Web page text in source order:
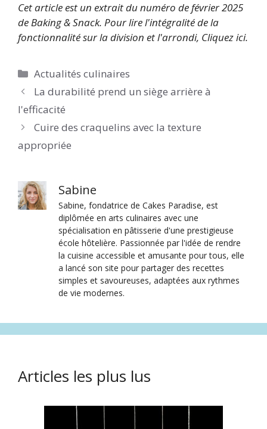
Cet article est un extrait du numéro de février 2025
de Baking & Snack. Pour lire l'intégralité de la
fonctionnalité sur la division et l'arrondi, Cliquez ici.
Catégories
Actualités culinaires
La durabilité prend un siège arrière à
l'efficacité
Cuire des craquelins avec la texture
appropriée
Sabine
Sabine, fondatrice de Cakes Paradise, est
diplômée en arts culinaires avec une
spécialisation en pâtisserie d'une prestigieuse
école hôtelière. Passionnée par l'idée de rendre
la cuisine accessible et amusante pour tous, elle
a lancé son site pour partager des recettes
simples et savoureuses, adaptées aux rythmes
de vie modernes.
Articles les plus lus